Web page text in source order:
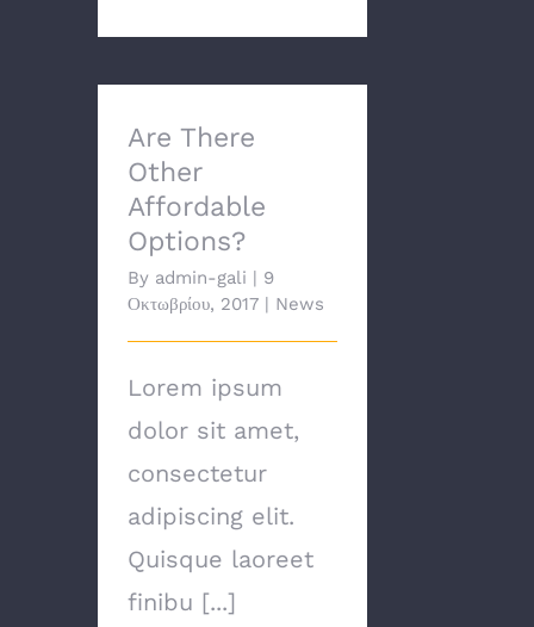
Affordable Options?
Are There
Other
Affordable
Options?
By admin-gali | 9
Οκτωβρίου, 2017 | News
Lorem ipsum
dolor sit amet,
consectetur
adipiscing elit.
Quisque laoreet
finibu [...]